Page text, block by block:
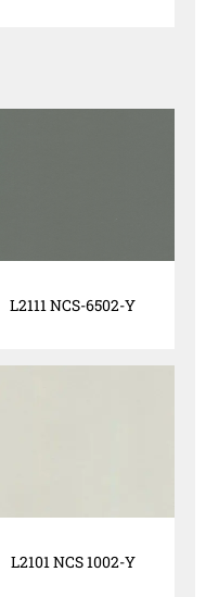
L2111 NCS-6502-Y
L2101 NCS 1002-Y